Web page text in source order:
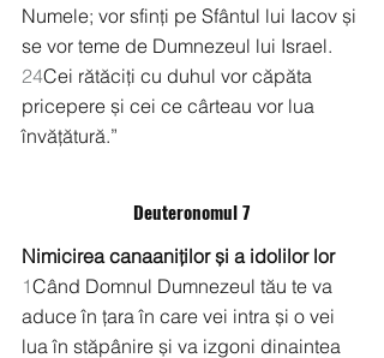
Numele; vor sfinți pe Sfântul lui Iacov și
se vor teme de Dumnezeul lui Israel.
24Cei rătăciți cu duhul vor căpăta
pricepere și cei ce cârteau vor lua
învățătură.”
Deuteronomul 7
Nimicirea canaaniților și a idolilor lor
1Când Domnul Dumnezeul tău te va
aduce în țara în care vei intra și o vei
lua în stăpânire și va izgoni dinaintea